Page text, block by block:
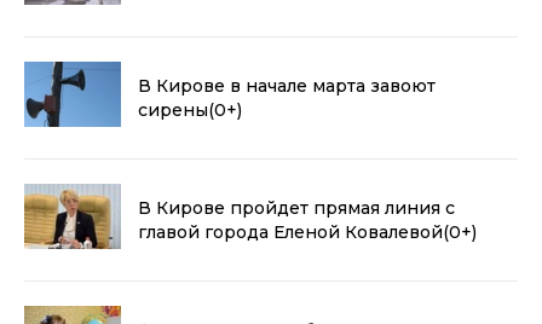
В Кирове в начале марта завоют
сирены(0+)
В Кирове пройдет прямая линия с
главой города Еленой Ковалевой(0+)